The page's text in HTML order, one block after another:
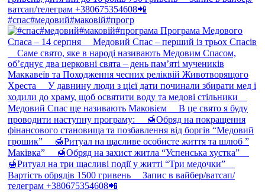
#спас#медовий#маковій#прогр